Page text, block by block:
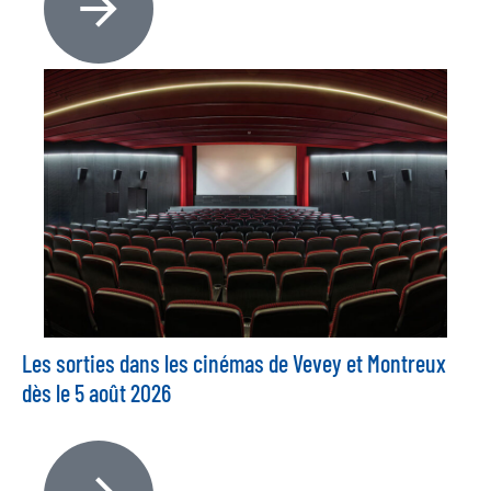
Les sorties dans les cinémas de Vevey et Montreux
dès le 5 août 2026